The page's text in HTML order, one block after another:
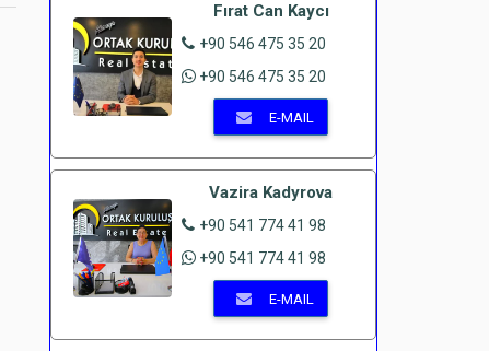
Fırat Can Kaycı
+90 546 475 35 20
+90 546 475 35 20
E-MAIL
Vazira Kadyrova
+90 541 774 41 98
+90 541 774 41 98
E-MAIL